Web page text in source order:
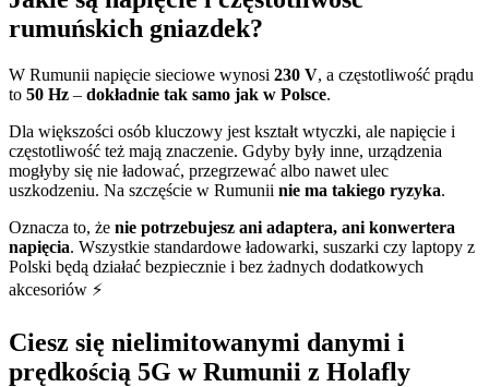
rumuńskich gniazdek?
W Rumunii napięcie sieciowe wynosi 230 V, a częstotliwość prądu
to 50 Hz – dokładnie tak samo jak w Polsce.
Dla większości osób kluczowy jest kształt wtyczki, ale napięcie i
częstotliwość też mają znaczenie. Gdyby były inne, urządzenia
mogłyby się nie ładować, przegrzewać albo nawet ulec
uszkodzeniu. Na szczęście w Rumunii nie ma takiego ryzyka.
Oznacza to, że nie potrzebujesz ani adaptera, ani konwertera
napięcia. Wszystkie standardowe ładowarki, suszarki czy laptopy z
Polski będą działać bezpiecznie i bez żadnych dodatkowych
akcesoriów ⚡
Ciesz się nielimitowanymi danymi i
prędkością 5G w Rumunii z Holafly